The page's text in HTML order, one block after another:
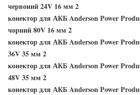
червоний 24V 16 мм 2
конектор для АКБ Anderson Power
чорний 80V 16 мм 2
конектор для АКБ Anderson Power
36V 35 мм 2
конектор для АКБ Anderson Power
48V 35 мм 2
конектор для АКБ Anderson Power